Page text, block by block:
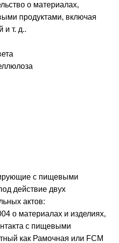
о материалах,
продуктами, включая
и т. д..
с пищевыми
действие двух
актов:
о материалах и изделиях,
с пищевыми
как Рамочная или FCM